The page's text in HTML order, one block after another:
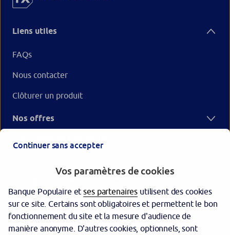
Liens utiles
FAQs
Nous contacter
Clôturer un produit
Nos offres
Continuer sans accepter
Vos paramètres de cookies
Banque Populaire etses partenaires utilisent des cookies
sur ce site. Certains sont obligatoires et permettent le bon
fonctionnement du site et la mesure d'audience de
manière anonyme. D'autres cookies, optionnels, sont